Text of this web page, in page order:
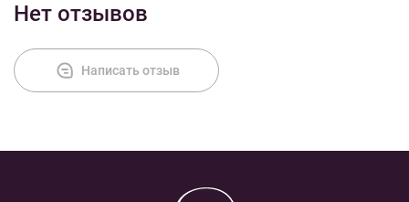
Нет отзывов
Написать отзыв